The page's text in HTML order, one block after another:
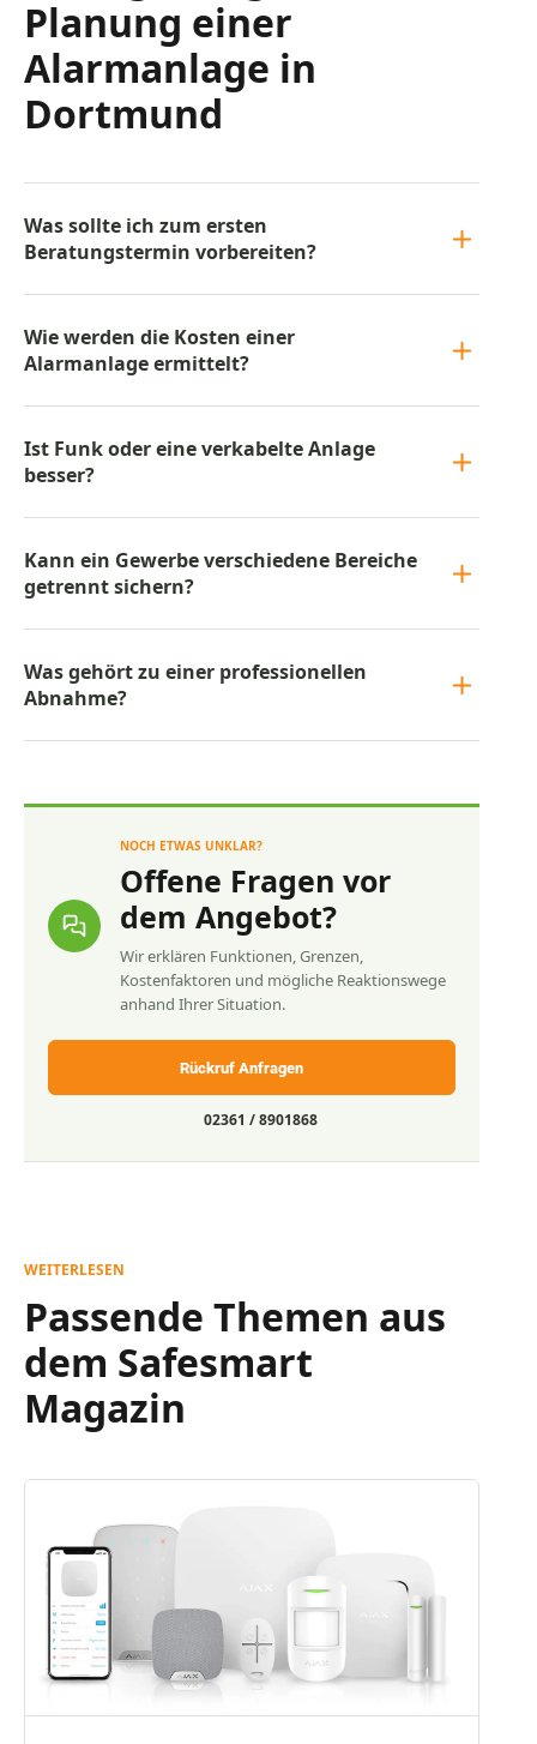
Planung einer
Alarmanlage in
Dortmund
Was sollte ich zum ersten
Beratungstermin vorbereiten?
Wie werden die Kosten einer
Alarmanlage ermittelt?
Ist Funk oder eine verkabelte Anlage
besser?
Kann ein Gewerbe verschiedene Bereiche
getrennt sichern?
Was gehört zu einer professionellen
Abnahme?
NOCH ETWAS UNKLAR?
Offene Fragen vor
dem Angebot?
Wir erklären Funktionen, Grenzen,
Kostenfaktoren und mögliche Reaktionswege
anhand Ihrer Situation.
Rückruf Anfragen
02361 / 8901868
WEITERLESEN
Passende Themen aus
dem Safesmart
Magazin